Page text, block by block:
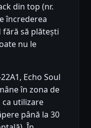
din top (nr.
încrederea
fără să plătești
nu le
Echo Soul
în zona de
ca utilizare
până la 30